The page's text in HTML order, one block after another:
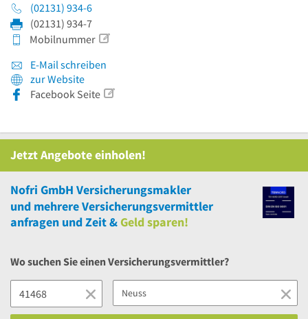
(02131) 934-6
(02131) 934-7
Mobilnummer
E-Mail schreiben
zur Website
Facebook Seite
Jetzt Angebote einholen!
Nofri GmbH Versicherungsmakler
und mehrereVersicherungsvermittler
anfragen und Zeit &Geld sparen!
Wo suchen Sie einen Versicherungsvermittler?